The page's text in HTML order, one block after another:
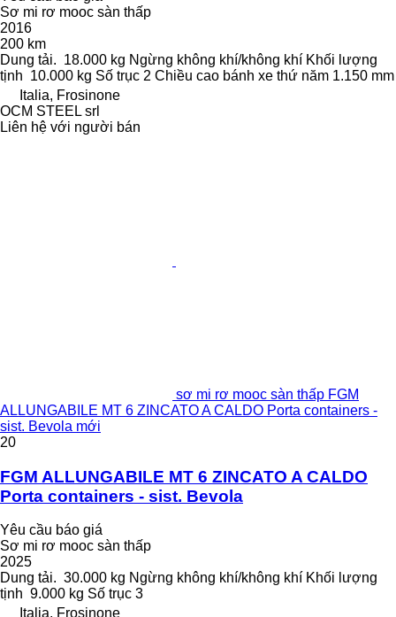
Sơ mi rơ mooc sàn thấp
2016
200 km
Dung tải. 18.000 kg Ngừng không khí/không khí Khối lượng
tịnh 10.000 kg Số trục 2 Chiều cao bánh xe thứ năm 1.150 mm
Italia, Frosinone
OCM STEEL srl
Liên hệ với người bán
sơ mi rơ mooc sàn thấp FGM
ALLUNGABILE MT 6 ZINCATO A CALDO Porta containers -
sist. Bevola mới
20
FGM ALLUNGABILE MT 6 ZINCATO A CALDO
Porta containers - sist. Bevola
Yêu cầu báo giá
Sơ mi rơ mooc sàn thấp
2025
Dung tải. 30.000 kg Ngừng không khí/không khí Khối lượng
tịnh 9.000 kg Số trục 3
Italia, Frosinone